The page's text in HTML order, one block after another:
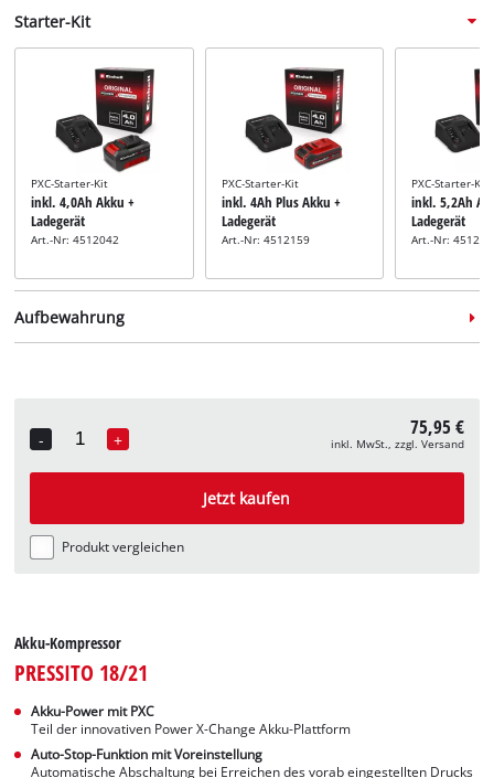
Starter-Kit
PXC-Starter-Kit
inkl. 4,0Ah Akku +
Ladegerät
Art.-Nr: 4512042
PXC-Starter-Kit
inkl. 4Ah Plus Akku +
Ladegerät
Art.-Nr: 4512159
PXC-Starter-Kit
inkl. 5,2Ah
Ladegerät
Art.-Nr:
Aufbewahrung
Art.-Nr: 4540014
-
Quantity
+ 75,95 €
inkl. MwSt., zzgl. Versand
Jetzt kaufen
Produkt vergleichen
Akku-Kompressor
PRESSITO 18/21
Akku-Power mit PXC
Teil der innovativen Power X-Change Akku-Plattform
Auto-Stop-Funktion mit Voreinstellung
Automatische Abschaltung bei Erreichen des vorab eingestellten Drucks